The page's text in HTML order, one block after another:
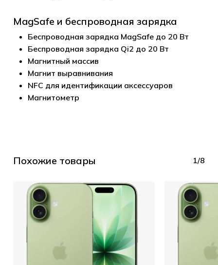
MagSafe и беспроводная зарядка
Беспроводная зарядка MagSafe до 20 Вт
Беспроводная зарядка Qi2 до 20 Вт
Магнитный массив
Магнит выравнивания
NFC для идентификации аксессуаров
Магнитометр
Похожие товары 1/8